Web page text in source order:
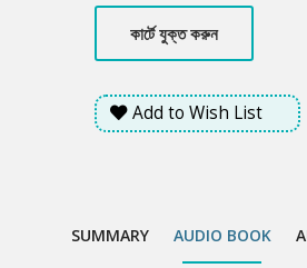
আল্লাহর পথে জিহাদ করা। -সহিহ
কার্টে যুক্ত করুন
Add to Wish List
SUMMARY AUDIO BOOK